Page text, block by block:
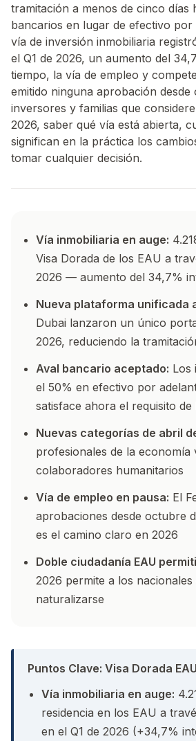
tramitación a menos de cinco días
bancarios en lugar de efectivo
vía de inversión inmobiliaria
el Q1 de 2026, un aumento del
tiempo, la vía de empleo y
emitido ninguna aprobación
inversores y familias que
2026, saber qué vía está abierta,
significan en la práctica los
tomar cualquier decisión.
Vía inmobiliaria en auge:
Visa Dorada de los EAU a
2026 — aumento del 34,7%
Nueva plataforma unificada
Dubai lanzaron un único
2026, reduciendo la
Aval bancario aceptado: Los
el 50% en efectivo por
satisface ahora el requisito de
Nuevas categorías de abril
profesionales de la economía
colaboradores humanitarios
Vía de empleo en pausa: El
aprobaciones desde octubre
es el camino claro en 2026
Doble ciudadanía EAU
2026 permite a los
naturalizarse
Puntos Clave: Visa Dorada
Vía inmobiliaria en auge:
residencia en los EAU a
en el Q1 de 2026 (+34,7%